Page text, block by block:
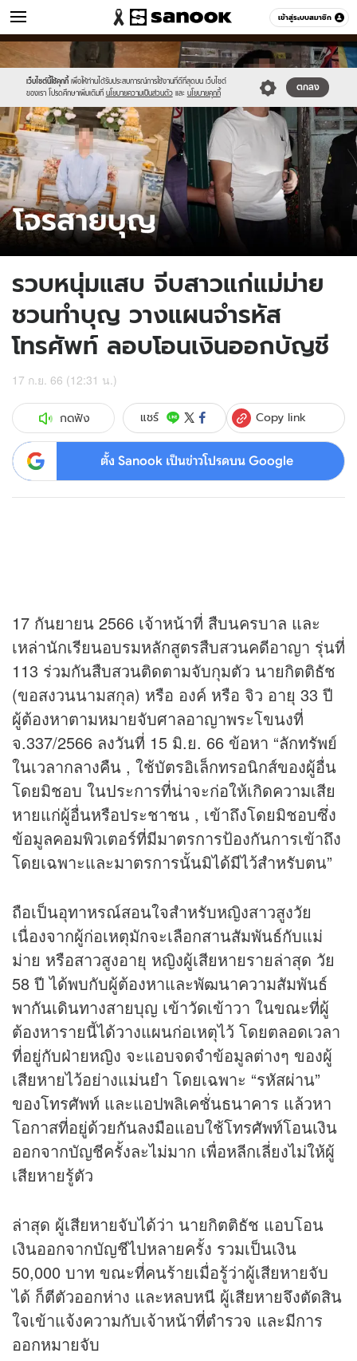
เข้าสู่ระบบสมาชิก
ข่าว หมวดอื่นๆ
เว็บไซต์นี้ใช้คุกกี้ เพื่อให้ท่านได้รับประสบการณ์การใช้งานที่ดีที่สุดบน เว็บไซต์
ของเรา โปรดศึกษาเพิ่มเติมที่ นโยบายความเป็นส่วนตัว และ นโยบายคุกกี้
ตกลง
Sanook
//s.isanook.com/sr/0/images/logo-
new-
sanook.png
600
60
//s.isanook.com/ns/0/ud/1804/9024282/kithithat.jpg
รวบหนุ่มแสบ จีบสาวแก่แม่ม่าย
ชวนทำบุญ วางแผนจำรหัส
โทรศัพท์ ลอบโอนเงินออกบัญชี
17 ก.ย. 66 (12:31 น.)
กดฟัง แชร์ Copy link
ตั้ง Sanook เป็นข่าวโปรดบน Google
17 กันยายน 2566 เจ้าหน้าที่ สืบนครบาล และ
เหล่านักเรียนอบรมหลักสูตรสืบสวนคดีอาญา รุ่นที่
113 ร่วมกันสืบสวนติดตามจับกุมตัว นายกิตติธัช
(ขอสงวนนามสกุล) หรือ องค์ หรือ จิว อายุ 33 ปี
ผู้ต้องหาตามหมายจับศาลอาญาพระโขนงที่
จ.337/2566 ลงวันที่ 15 มิ.ย. 66 ข้อหา “ลักทรัพย์
ในเวลากลางคืน , ใช้บัตรอิเล็กทรอนิกส์ของผู้อื่น
โดยมิชอบ ในประการที่น่าจะก่อให้เกิดความเสีย
หายแก่ผู้อื่นหรือประชาชน , เข้าถึงโดยมิชอบซึ่ง
ข้อมูลคอมพิวเตอร์ที่มีมาตรการป้องกันการเข้าถึง
โดยเฉพาะและมาตรการนั้นมิได้มีไว้สำหรับตน”
ถือเป็นอุทาหรณ์สอนใจสำหรับหญิงสาวสูงวัย
เนื่องจากผู้ก่อเหตุมักจะเลือกสานสัมพันธ์กับแม่
ม่าย หรือสาวสูงอายุ หญิงผู้เสียหายรายล่าสุด วัย
58 ปี ได้พบกับผู้ต้องหาและพัฒนาความสัมพันธ์
พากันเดินทางสายบุญ เข้าวัดเข้าวา ในขณะที่ผู้
ต้องหารายนี้ได้วางแผนก่อเหตุไว้ โดยตลอดเวลา
ที่อยู่กับฝ่ายหญิง จะแอบจดจำข้อมูลต่างๆ ของผู้
เสียหายไว้อย่างแม่นยำ โดยเฉพาะ “รหัสผ่าน”
ของโทรศัพท์ และแอปพลิเคชั่นธนาคาร แล้วหา
โอกาสที่อยู่ด้วยกันลงมือแอบใช้โทรศัพท์โอนเงิน
ออกจากบัญชีครั้งละไม่มาก เพื่อหลีกเลี่ยงไม่ให้ผู้
เสียหายรู้ตัว
ล่าสุด ผู้เสียหายจับได้ว่า นายกิตติธัช แอบโอน
เงินออกจากบัญชีไปหลายครั้ง รวมเป็นเงิน
50,000 บาท ขณะที่คนร้ายเมื่อรู้ว่าผู้เสียหายจับ
ได้ ก็ตีตัวออกห่าง และหลบหนี ผู้เสียหายจึงตัดสิน
ใจเข้าแจ้งความกับเจ้าหน้าที่ตำรวจ และมีการ
ออกหมายจับ